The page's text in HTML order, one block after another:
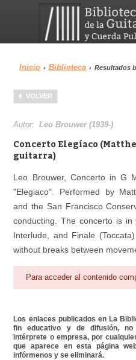
Menu
Biblioteca
Área personal
Inicio › Biblioteca › Resultados
VOLVER
Autor:Leo Brouwer (1939-)
Concerto Elegíaco
guitarra)
Leo Brouwer, Concerto in G
"Elegiaco". Performed by
and the San Francisco
conducting. The concerto is
Interlude, and Finale
without breaks between
Para acceder al contenido
Los enlaces publicados en La
fin educativo y de difusión, no
intérprete o empresa, por
que aparece en esta página
infórmenos y se eliminará.